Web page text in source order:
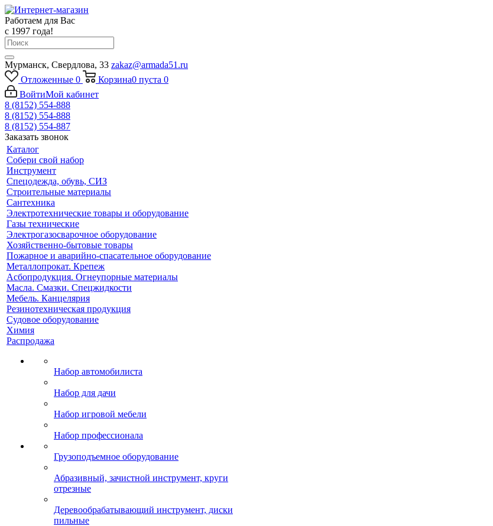
Работаем для Вас
с 1997 года!
Мурманск, Свердлова, 33 zakaz@armada51.ru
Отложенные 0 Корзина0 пуста 0
ВойтиМой кабинет
8 (8152) 554-888
8 (8152) 554-888
8 (8152) 554-887
Заказать звонок
Каталог
Собери свой набор
Инструмент
Спецодежда, обувь, СИЗ
Строительные материалы
Сантехника
Электротехнические товары и оборудование
Газы технические
Электрогазосварочное оборудование
Хозяйственно-бытовые товары
Пожарное и аварийно-спасательное оборудование
Металлопрокат. Крепеж
Асбопродукция. Огнеупорные материалы
Масла. Смазки. Спецжидкости
Мебель. Канцелярия
Резинотехническая продукция
Судовое оборудование
Химия
Распродажа
Набор автомобилиста
Набор для дачи
Набор игровой мебели
Набор профессионала
Грузоподъемное оборудование
Абразивный, зачистной инструмент, круги
отрезные
Деревообрабатывающий инструмент, диски
пильные